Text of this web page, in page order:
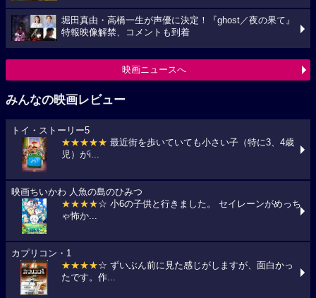
堀田真由・高橋一生が声優に決定！『ghost／夜の果て』
特報映像解禁、コメントも到着
映画ニュースへ
みんなの映画レビュー
トイ・ストーリー5
★★★★★ 最近街を歩いていても小さい子（特に3、4歳
児）がi...
映画ちいかわ 人魚の島のひみつ
★★★★☆ 小6の子供と行きました。 セイレーンがめっち
ゃ怖か...
カプリコン・1
★★★★☆ ずいぶん前に見た感じがしますが、面白かっ
たです。作...